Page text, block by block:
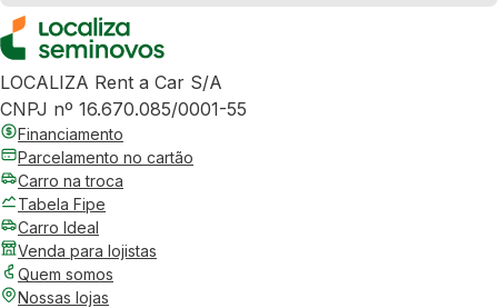
LOCALIZA Rent a Car S/A
CNPJ nº 16.670.085/0001-55
Financiamento
Parcelamento no cartão
Carro na troca
Tabela Fipe
Carro Ideal
Venda para lojistas
Quem somos
Nossas lojas